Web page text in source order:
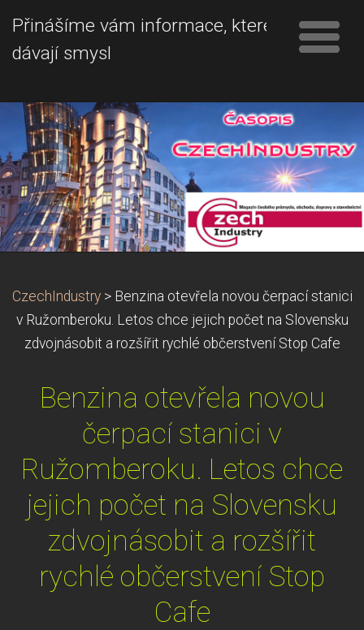
Přinášíme vám informace, které
dávají smysl
CzechIndustry > Benzina otevřela novou čerpací stanici
v Ružomberoku. Letos chce jejich počet na Slovensku
zdvojnásobit a rozšířit rychlé občerstvení Stop Cafe
Benzina otevřela novou
čerpací stanici v
Ružomberoku. Letos chce
jejich počet na Slovensku
zdvojnásobit a rozšířit
rychlé občerstvení Stop
Cafe